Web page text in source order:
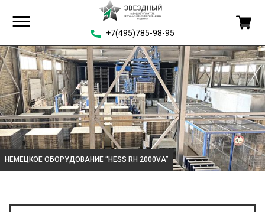
+7(495)785-98-95
НЕМЕЦКОЕ ОБОРУДОВАНИЕ “HESS RH 2000VA”